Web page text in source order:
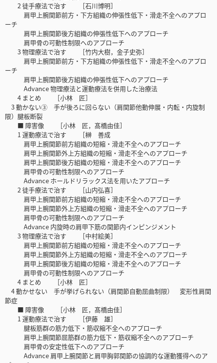
2 徒手療法で治す ［石川博明］
肩甲上腕関節前方・下方組織の伸張性低下・滑走不全へのアプロ
ーチ
肩甲上腕関節後方組織の伸張性低下へのアプローチ
肩甲骨の可動性制限へのアプローチ
3 物理療法で治す ［竹内大樹，金子史弥］
肩甲上腕関節前方・下方組織の伸張性低下・滑走不全へのアプロ
ーチ
肩甲上腕関節後方組織の伸張性低下へのアプローチ
Advance 物理療法と運動療法を併用した治療法
4 まとめ ［小林 匠］
3 動かない③ 手が後ろに回らない（肩関節他動伸展・内転・内旋制
限）腱板断裂
■ 障害像 ［小林 匠，髙橋由佳］
1 運動療法で治す ［榊 善成
肩甲上腕関節前方組織の短縮・滑走不全ヘのアプローチ
肩甲上腕関節外上方組織の短縮・滑走不全ヘのアプローチ
肩甲上腕関節後方組織の短縮・滑走不全ヘのアプローチ
肩甲骨の可動性制限ヘのアプローチ
Advance ホールドリラックス法を用いたアプローチ
2 徒手療法で治す ［山内弘喜］
肩甲上腕関節前方組織の短縮・滑走不全へのアプローチ
肩甲上腕関節外上方組織の短縮・滑走不全へのアプローチ
肩甲骨の可動性制限へのアプローチ
Advance 内旋時の肩甲下筋の関節内インピンジメント
3 物理療法で治す ［中村絵美］
肩甲上腕関節前方組織の短縮・滑走不全へのアプローチ
肩甲上腕関節外上方組織の短縮・滑走不全へのアプローチ
肩甲上腕関節後方組織の短縮・滑走不全へのアプローチ
肩甲骨の可動性制限へのアプローチ
4 まとめ ［小林 匠］
4 動かせない 手が挙げられない（肩関節自動屈曲制限） 変形性肩関
節症
■ 障害像 ［小林 匠，髙橋由佳］
1 運動療法で治す ［伊藤 雄］
腱板筋群の筋力低下・筋収縮不全へのアプローチ
肩甲上腕関節屈筋群の筋力低下・筋収縮不全へのアプローチ
肩甲骨の安定性低下へのアプローチ
Advance 肩甲上腕関節と肩甲胸郭関節の協調的な運動獲得へのア